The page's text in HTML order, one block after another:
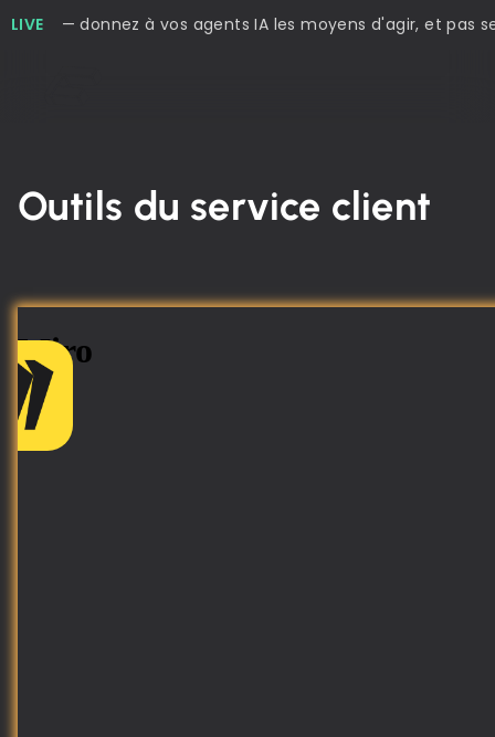
LIVE — donnez à vos agents IA les moyens d'agir, et pas
Outils du service client